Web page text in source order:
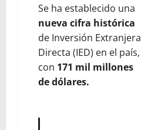
Se ha establecido una
nueva cifra histórica
de Inversión Extranjera
Directa (IED) en el país,
con 171 mil millones
de dólares.